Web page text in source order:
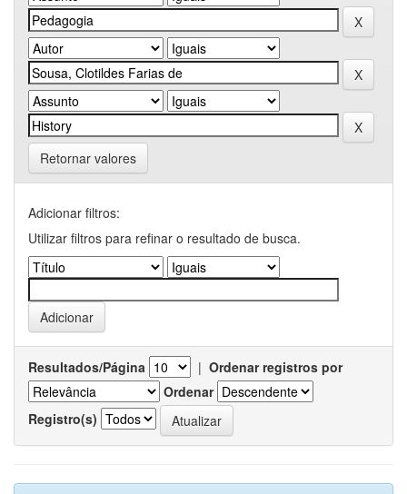
Retornar valores
Adicionar filtros:
Utilizar filtros para refinar o resultado de busca.
Resultados/Página | Ordenar registros por
Ordenar
Registro(s)